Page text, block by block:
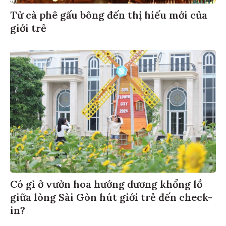
Từ cà phê gấu bông đến thị hiếu mới của
giới trẻ
Có gì ở vườn hoa hướng dương khổng lồ
giữa lòng Sài Gòn hút giới trẻ đến check-
in?